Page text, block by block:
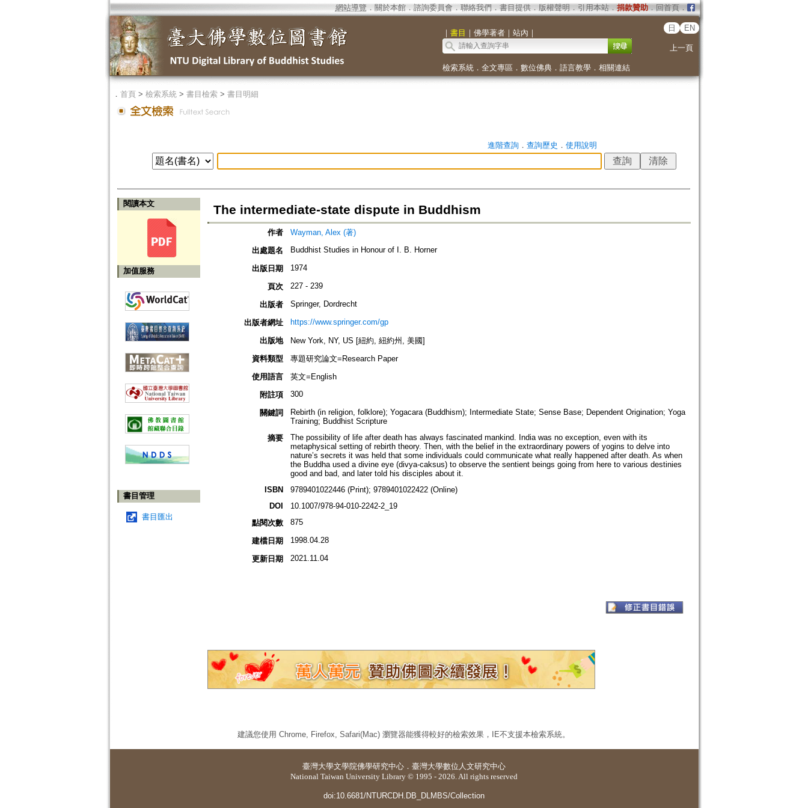
網站導覽 ． 關於本館． 諮詢委員會． 聯絡我們 ． 書目提供． 版權聲明 ． 引用本站． 捐款贊助．回首頁．
｜ 書目 ｜ 佛學著者｜ 站內 ｜
日 EN
上一頁
檢索系統． 全文專區 ． 數位佛典． 語言教學． 相關連結
． 首頁> 檢索系統> 書目檢索> 書目明細
進階查詢． 查詢歷史 ． 使用說明
閱讀本文
加值服務
書目管理
書目匯出
The intermediate-state dispute in Buddhism
作者
Wayman, Alex (著)
出處題名
Buddhist Studies in Honour of I. B. Horner
出版日期 1974
頁次 227 - 239
出版者 Springer, Dordrecht
出版者網址 https://www.springer.com/gp
出版地
New York, NY, US [紐約, 紐約州, 美國]
資料類型
專題研究論文=Research Paper
使用語言
英文=English
附註項
300
關鍵詞
Rebirth (in religion, folklore); Yogacara (Buddhism); Intermediate State; Sense Base; Dependent Origination; Yoga
Training; Buddhist Scripture
摘要
The possibility of life after death has always fascinated mankind. India was no exception, even with its
metaphysical setting of rebirth theory. Then, with the belief in the extraordinary powers of yogins to delve into
nature’s secrets it was held that some individuals could communicate what really happened after death. As when
the Buddha used a divine eye (divya-caksus) to observe the sentient beings going from here to various destinies
good and bad, and later told his disciples about it.
ISBN
9789401022446 (Print); 9789401022422 (Online)
DOI
10.1007/978-94-010-2242-2_19
點閱次數
875
建檔日期 1998.04.28
更新日期 2021.11.04
建議您使用 Chrome, Firefox, Safari(Mac) 瀏覽器能獲得較好的檢索效果，IE不支援本檢索系統。
臺灣大學文學院佛學研究中心 ． 臺灣大學數位人文研究中心
National Taiwan University Library © 1995 - 2026. All rights reserved
doi:10.6681/NTURCDH.DB_DLMBS/Collection